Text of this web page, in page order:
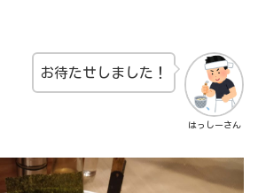
はっしーさん
お待たせしました！